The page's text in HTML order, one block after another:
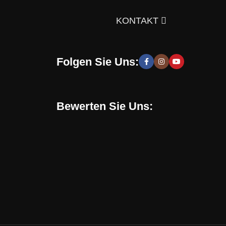
und stilvolle Lösungen, die Sie zur Schaffung
zu entwickeln. Sie erhalten speziell für Sie
Shop verwenden. Mit uns können Sie eine
KONTAKT
Folgen Sie Uns:
Bewerten Sie Uns: